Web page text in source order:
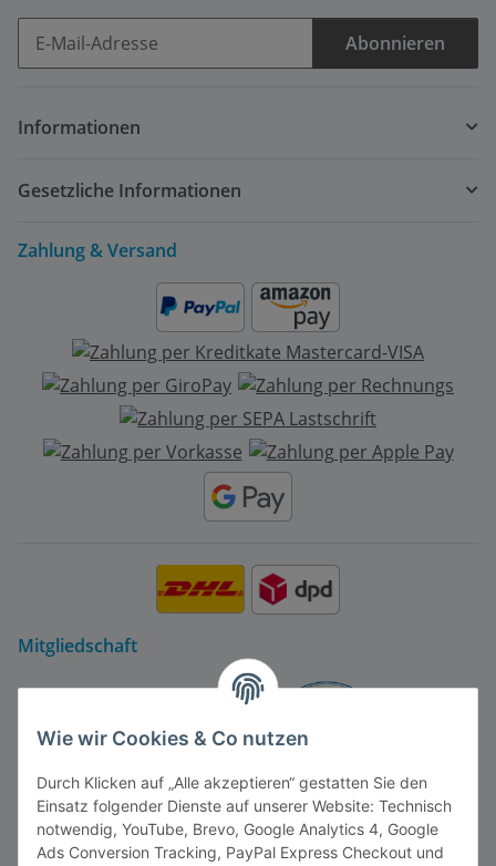
Wie wir Cookies & Co nutzen
Durch Klicken auf „Alle akzeptieren“ gestatten Sie den
Einsatz folgender Dienste auf unserer Website: Technisch
notwendig, YouTube, Brevo, Google Analytics 4, Google
Ads Conversion Tracking, PayPal Express Checkout und
Abonnieren
Informationen
Gesetzliche Informationen
Zahlung & Versand
Mitgliedschaft